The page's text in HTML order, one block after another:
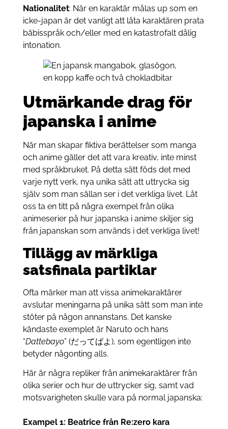
Nationalitet: När en karaktär målas up som en
icke-japan är det vanligt att låta karaktären prata
bäbisspråk och/eller med en katastrofalt dålig
intonation.
Utmärkande drag för
japanska i anime
När man skapar fiktiva berättelser som manga
och anime gäller det att vara kreativ, inte minst
med språkbruket. På detta sätt föds det med
varje nytt verk, nya unika sätt att uttrycka sig
själv som man sällan ser i det verkliga livet. Låt
oss ta en titt på några exempel från olika
animeserier på hur japanska i anime skiljer sig
från japanskan som används i det verkliga livet!
Tillägg av märkliga
satsfinala partiklar
Ofta märker man att vissa animekaraktärer
avslutar meningarna på unika sätt som man inte
stöter på någon annanstans. Det kanske
kändaste exemplet är Naruto och hans
“Dattebayo” (だってばよ), som egentligen inte
betyder någonting alls.
Här är några repliker från animekaraktärer från
olika serier och hur de uttrycker sig, samt vad
motsvarigheten skulle vara på normal japanska:
Exampel 1: Beatrice från Re:zero kara